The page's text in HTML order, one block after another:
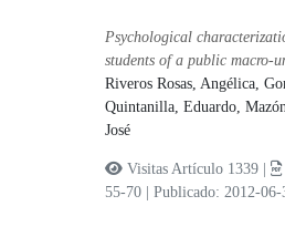
Psychological
students of a public macro-
Riveros Rosas, Angélica,
Quintanilla, Eduardo,
José
Visitas Artículo 1339 |
55-70
|Publicado: 2012-06-